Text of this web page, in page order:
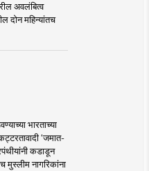
अवलंबित्व
दोन महिन्यांतच
भारताच्या
‘जमात-
कडाडून
मुस्लीम नागरिकांना